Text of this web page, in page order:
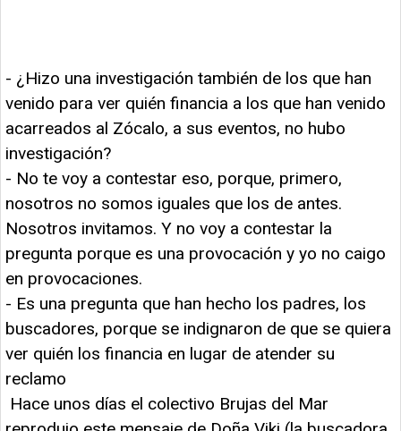
- ¿Hizo una investigación también de los que han
venido para ver quién financia a los que han venido
acarreados al Zócalo, a sus eventos, no hubo
investigación?
- No te voy a contestar eso, porque, primero,
nosotros no somos iguales que los de antes.
Nosotros invitamos. Y no voy a contestar la
pregunta porque es una provocación y yo no caigo
en provocaciones.
- Es una pregunta que han hecho los padres, los
buscadores, porque se indignaron de que se quiera
ver quién los financia en lugar de atender su
reclamo
Hace unos días el colectivo Brujas del Mar